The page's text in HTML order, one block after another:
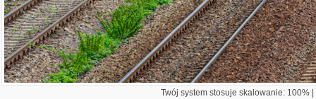
Twój system stosuje skalowanie: 100%